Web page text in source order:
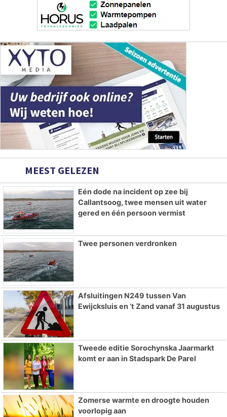
MEEST GELEZEN
Eén dode na incident op zee bij
Callantsoog, twee mensen uit water
gered en één persoon vermist
Twee personen verdronken
Afsluitingen N249 tussen Van
Ewijcksluis en ’t Zand vanaf 31 augustus
Tweede editie Sorochynska Jaarmarkt
komt er aan in Stadspark De Parel
Zomerse warmte en droogte houden
voorlopig aan